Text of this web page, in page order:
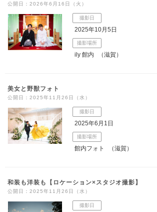
公開日：2026年6月16日（火）
撮影日
2025年10月5日
撮影場所
ily 館内 （滋賀）
美女と野獣フォト
公開日：2025年11月26日（水）
撮影日
2025年6月1日
撮影場所
館内フォト （滋賀）
和装も洋装も【ロケーション×スタジオ撮影】
公開日：2025年11月26日（水）
撮影日